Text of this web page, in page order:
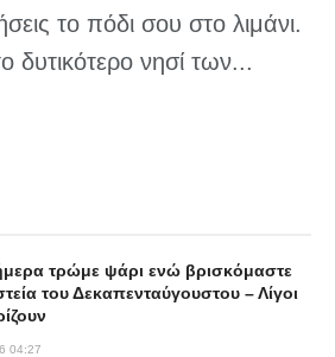
το πόδι σου στο λιμάνι.
δυτικότερο νησί των...
τρώμε ψάρι ενώ βρισκόμαστε
του Δεκαπενταύγουστου – Λίγοι
04:27